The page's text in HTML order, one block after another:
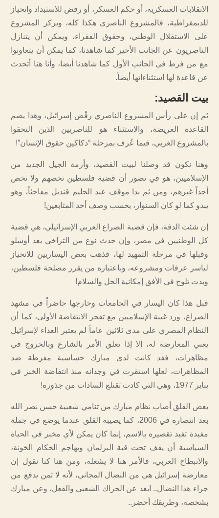
الانقلابات العسكرية، أو حكم العسكر، أو رفض للاستبداد وانحياز
للديمقراطية، فالمشروع الناصري هكذا كله، ويركز المشروع
على الاستقلال الوطني، وحقوق الفقراء، ويمكن أن يتنازل
الناصريون عن الجانب الأخير كما شاهدنا، كما يمكن أن يتعاونوا
مع من فرط في الجانب الأول كما شاهدنا أيضا، وأنا هنا أتحدث
عن قاعدة لها استثناءاتها أيضاً.
بيت القصيد:
ثم إن على رأس المشروع الناصري رفْض إسرائيل، وهذا يضم
القاعدة العريضة، والاستثناء هو للناصريين الذين التحقوا
بالمشروع الغربي، فيما عُرف بمرحلة “دكاكين حقوق الإنسان”!
وهنا نكون قد وصلنا لبيت القصيد، وأزمة الجيل الجديد من
الإسلاميين، هو في تصور أن قضية فلسطين تخصهم ولا تخص
أحداً غيرهم، ومن ثم بدا موقف عبد الحليم قنديل مفاجئاً، وهو
يبدو كما لو كان السنوار، بحسب وصف أحد المتابعين!
إن شئت الدقة، فإن قضية الصراع العربي الإسرائيلي، هي قضية
كل الوطنيين في مصر، وإن حدث نوع من التراخي بعد أوسلو
وقبلها في مرحلة التمهيد لها، فذهب بعض اليساريين للانحياز
لياسر عرفات ومشروعه، وباعتباره من يقرر مصلحة فلسطين،
وبدت تلوح في الأفق إمكانية الحل والسلام!
قبل هذا كان اليسار في الجامعات وخارجها حاضراً في مشهد
الصراع، ورد غيبة الإسلاميين مع تفجر الانتفاضة الأولى، كما أن
النظام المصري على مدى ثلاثين عاماً لم يعتبر العداء لإسرائيل
يعني المعارضة له، إلا إذا تعلق الأمر بالشارع وبالخروج في
مظاهرات، فقد كانت لدى مبارك حساسية مفرطة ضد
المظاهرات، لعلها استقرت في وجدانه منذ انتفاضة الخبز في
يناير 1977، وهي التي كادت تقتلع السادات من جذوره!
بعض القلق أصاب نظام مبارك من تنامي شعبية حسن نصر الله
بعد انتصاره في 2006، كما يصيبه القلق عندما يوضع في جملة
مفيدة تفيد تقصيره بالاسم، إنما كان يمكن لأي مخبر في الحياة
السياسية أن يقف تحت قبة البرلمان ويهاجم الحكام الخونة،
والانبطاح العربي، فالأمر هنا لا يشغله، ومن هنا كنا نقول إن
معارضة إسرائيل هي من النضال المجاني، لأنه لا ثمن يدفع من
جراء هذا النضال.. ابعد عن الحراك الشعبي والفعل، وعن مبارك
بشخصه، وطريقك أخضر..